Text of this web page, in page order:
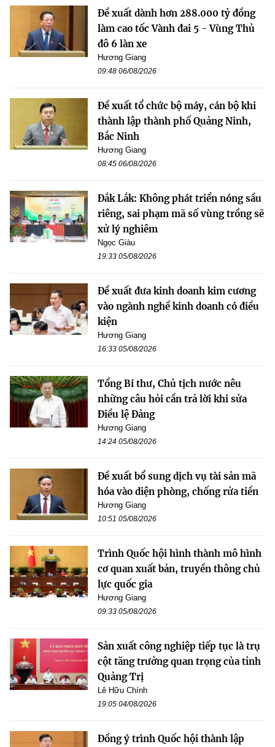
Đề xuất dành hơn 288.000 tỷ đồng
làm cao tốc Vành đai 5 - Vùng Thủ
đô 6 làn xe
Hương Giang
09:48 06/08/2026
Đề xuất tổ chức bộ máy, cán bộ khi
thành lập thành phố Quảng Ninh,
Bắc Ninh
Hương Giang
08:45 06/08/2026
Đắk Lắk: Không phát triển nóng sầu
riêng, sai phạm mã số vùng trồng sẽ
xử lý nghiêm
Ngọc Giàu
19:33 05/08/2026
Đề xuất đưa kinh doanh kim cương
vào ngành nghề kinh doanh có điều
kiện
Hương Giang
16:33 05/08/2026
Tổng Bí thư, Chủ tịch nước nêu
những câu hỏi cần trả lời khi sửa
Điều lệ Đảng
Hương Giang
14:24 05/08/2026
Đề xuất bổ sung dịch vụ tài sản mã
hóa vào diện phòng, chống rửa tiền
Hương Giang
10:51 05/08/2026
Trình Quốc hội hình thành mô hình
cơ quan xuất bản, truyền thông chủ
lực quốc gia
Hương Giang
09:33 05/08/2026
Sản xuất công nghiệp tiếp tục là trụ
cột tăng trưởng quan trọng của tỉnh
Quảng Trị
Lê Hữu Chính
19:05 04/08/2026
Đồng ý trình Quốc hội thành lập